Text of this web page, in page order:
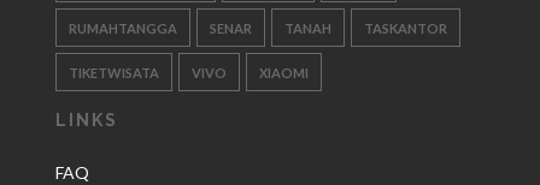
RUMAHTANGGA SENAR TANAH TASKANTOR
TIKETWISATA VIVO XIAOMI
LINKS
FAQ